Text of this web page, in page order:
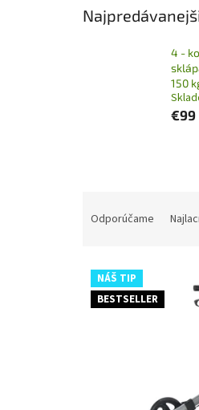
4 -
150
€99
n
Odporúčame
NÁŠ TIP
BESTSELLER